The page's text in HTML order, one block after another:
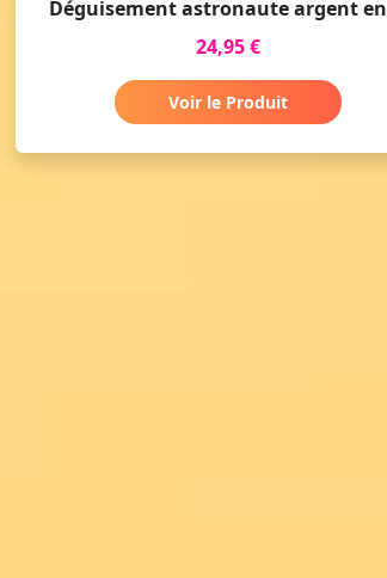
24,95 €
Voir le Produit